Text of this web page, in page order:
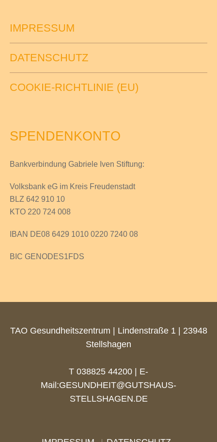
IMPRESSUM
DATENSCHUTZ
COOKIE-RICHTLINIE (EU)
SPENDENKONTO
Bankverbindung Gabriele Iven Stiftung:
Volksbank eG im Kreis Freudenstadt
BLZ 642 910 10
KTO 220 724 008
IBAN DE08 6429 1010 0220 7240 08
BIC GENODES1FDS
TAO Gesundheitszentrum | Lindenstraße 1 | 23948
Stellshagen
T 038825 44200 | E-
Mail:GESUNDHEIT@GUTSHAUS-
STELLSHAGEN.DE